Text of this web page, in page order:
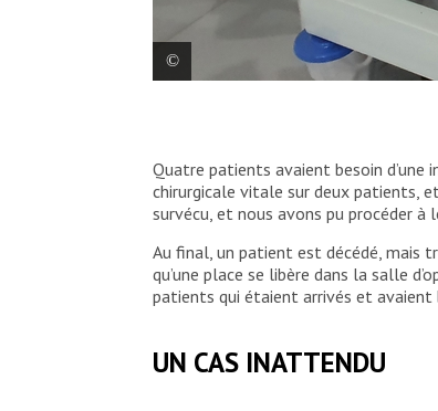
et inférieure de la jambe lors
Stig Walravens/MSF
Quatre patients avaient besoin
chirurgicale vitale sur deux patients,
survécu, et nous avons pu procéder
Au final, un patient est décédé, mais
qu’une place se libère dans la salle
patients qui étaient arrivés et avaient
UN CAS INATTENDU